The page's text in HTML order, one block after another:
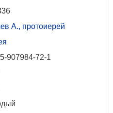
А., протоиерей
907984-72-1